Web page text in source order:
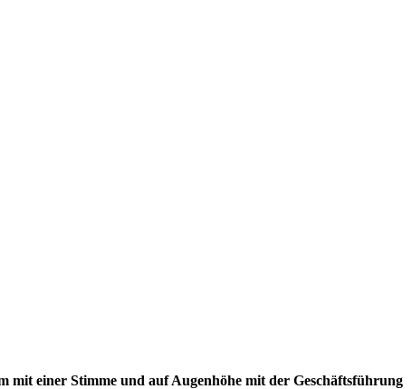
mit einer Stimme und auf Augenhöhe mit der Geschäftsführung